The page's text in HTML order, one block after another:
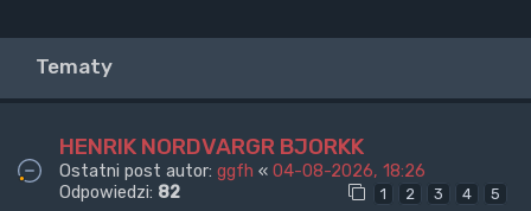
Tematy
HENRIK NORDVARGR BJORKK
Ostatni post autor: ggfh « 04-08-2026, 18:26
Odpowiedzi: 82 1 2 3 4 5